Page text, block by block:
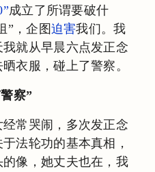
成立了所谓要破什
”，企图迫害我们。我
就从早晨六点发正念
衣服，碰上了警察。
察”
常哭闹，多次发正念
法轮功的基本真相，
像，她丈夫也在，我